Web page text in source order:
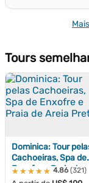
Tours
Dominica: Tour
Cachoeiras, Spa de
Enxofre e Praia de
Areia Preta
★★★★★
★★★★★ 4.86(321)